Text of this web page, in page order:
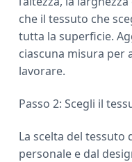
che il tessuto che
tutta la superficie.
ciascuna misura per
lavorare.
Passo 2: Scegli il
La scelta del
personale e dal